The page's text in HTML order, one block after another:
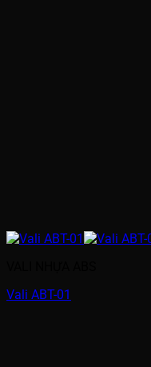
Vali ABT-01